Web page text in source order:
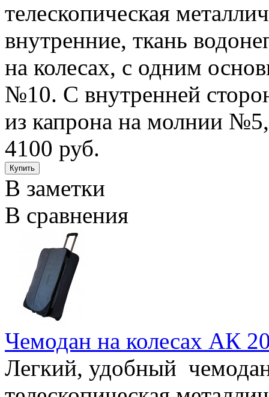
телескопическая
внутренние, ткань
на колесах, с одним
№10. С внутренней
из капрона на молнии
4100 руб.
В заметки
В сравнения
Чемодан на колесах АК
Легкий, удобный